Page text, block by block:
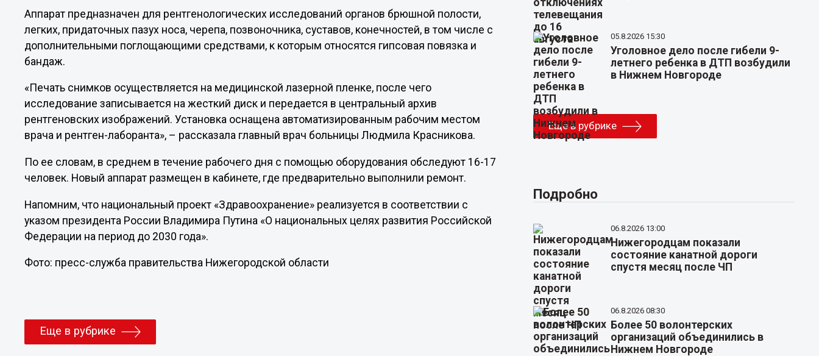
Аппарат предназначен для рентгенологических исследований органов брюшной полости,
легких, придаточных пазух носа, черепа, позвоночника, суставов, конечностей, в том числе с
дополнительными поглощающими средствами, к которым относятся гипсовая повязка и
бандаж.
«Печать снимков осуществляется на медицинской лазерной пленке, после чего
исследование записывается на жесткий диск и передается в центральный архив
рентгеновских изображений. Установка оснащена автоматизированным рабочим местом
врача и рентген-лаборанта», – рассказала главный врач больницы Людмила Красникова.
По ее словам, в среднем в течение рабочего дня с помощью оборудования обследуют 16-17
человек. Новый аппарат размещен в кабинете, где предварительно выполнили ремонт.
Напомним, что национальный проект «Здравоохранение» реализуется в соответствии с
указом президента России Владимира Путина «О национальных целях развития Российской
Федерации на период до 2030 года».
Фото: пресс-служба правительства Нижегородской области
Еще в рубрике
05.8.2026 15:30
Уголовное дело после гибели 9-
летнего ребенка в ДТП возбудили
в Нижнем Новгороде
Еще в рубрике
Подробно
06.8.2026 13:00
Нижегородцам показали
состояние канатной дороги
спустя месяц после ЧП
06.8.2026 08:30
Более 50 волонтерских
организаций объединились в
Нижнем Новгороде